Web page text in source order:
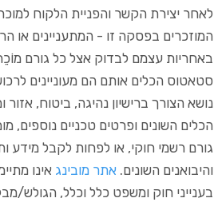
לאחר יצירת הקשר והפניית הלקוח
המוזכרים בפסקה זו - המתעניינים או
באחריות עצמם לבדוק אצל כל גורם
סטאטוס הכלים אותם הם מעוניינים
נושא הצורך ברישיון נהיגה, ביטוח,
הכלים השונים ופרטים טכניים נוספים,
גורם רשמי חוקי, או לפחות לקבל מידע
והיבואנים השונים. אתר מובינג אינו
בענייני חוק ומשפט כלל וכלל, הגולש/